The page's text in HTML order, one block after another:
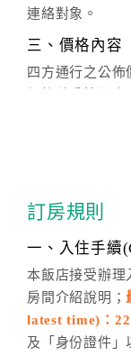
連絡對象。
三、價格內容
四方通行之公
價」之當日價
通行「客服聯絡
話方式異動訂單
※非客服時間之
五、客服時間
週一至週日，上
六、聯絡方式
訂房規則
一、入住手續
本飯店接受辦理
房間介紹說明；
latest time)：22
及「身份證件」